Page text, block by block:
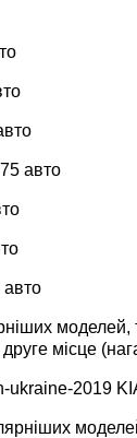
авто
моделей,
місце